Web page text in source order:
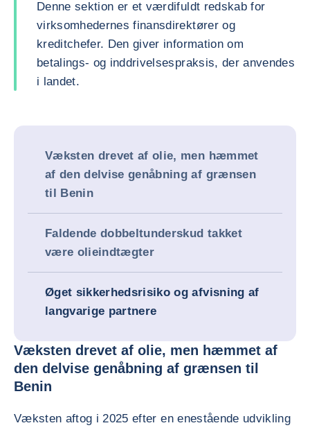
Denne sektion er et værdifuldt redskab for
virksomhedernes finansdirektører og
kreditchefer. Den giver information om
betalings- og inddrivelsespraksis, der anvendes
i landet.
Væksten drevet af olie, men hæmmet
af den delvise genåbning af grænsen
til Benin
Faldende dobbeltunderskud takket
være olieindtægter
Øget sikkerhedsrisiko og afvisning af
langvarige partnere
Væksten drevet af olie, men hæmmet af
den delvise genåbning af grænsen til
Benin
Væksten aftog i 2025 efter en enestående udvikling